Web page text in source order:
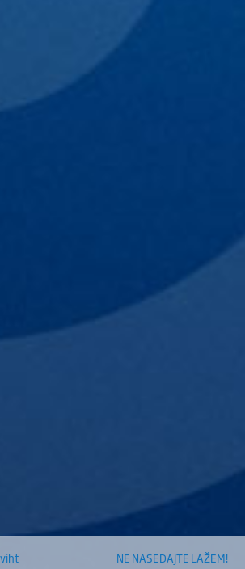
NE NASEDAJTE LAŽEM!